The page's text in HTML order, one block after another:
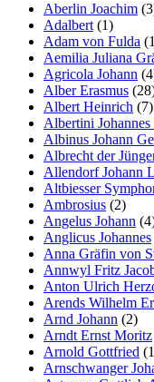
Aberlin Joachim
Adalbert (1)
Adam von Fulda
Aemilia Juliana
Agricola Johann
Alber Erasmus
Albert Heinrich (7)
Albertini
Albinus Johann
Albrecht der
Allendorf Johann
Altbiesser
Ambrosius (2)
Angelus Johann
Anglicus Johannes
Anna Gräfin von
Annwyl Fritz
Anton Ulrich
Arends Wilhelm
Arnd Johann (2)
Arndt Ernst Moritz
Arnold Gottfried
Arnschwanger
personalisierte
Inhalte und
Angebote zu sehen.